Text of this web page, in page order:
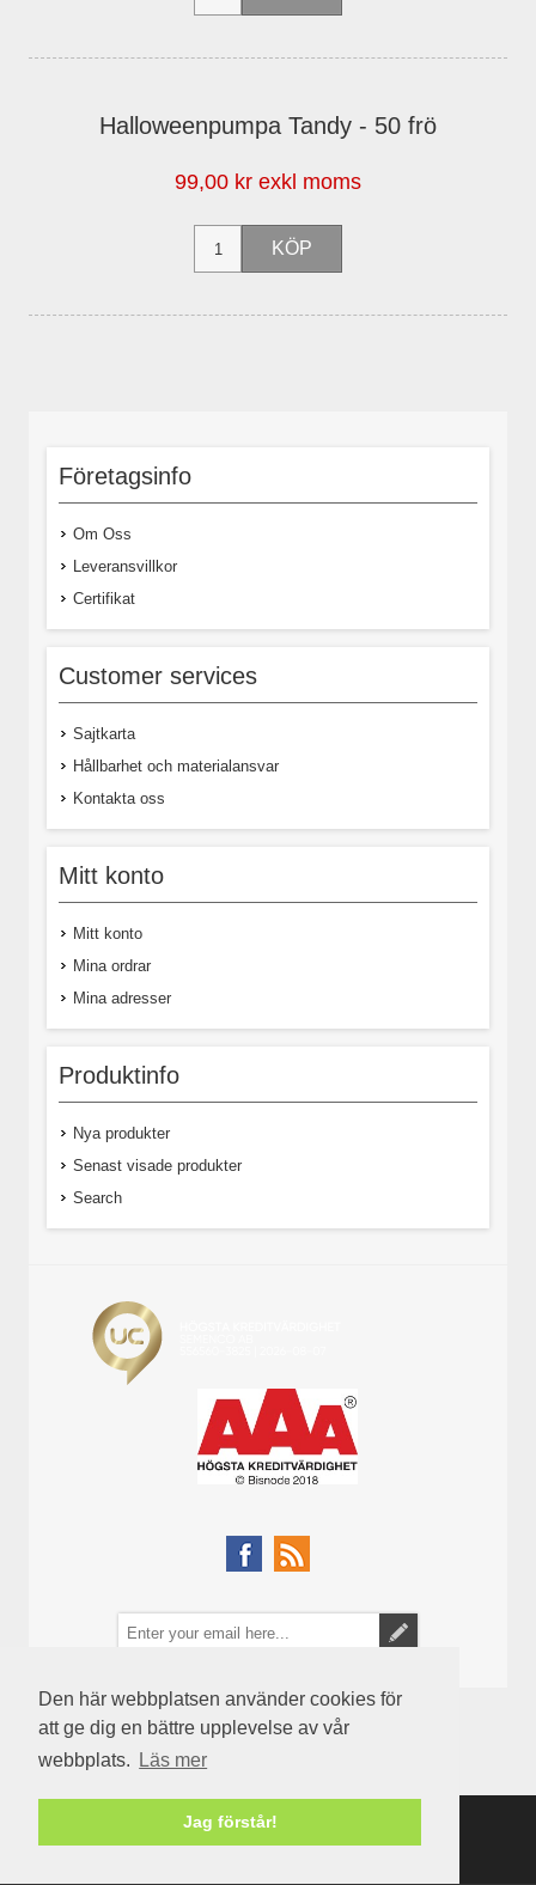
Den här webbplatsen använder cookies för
att ge dig en bättre upplevelse av vår
webbplats.
Läs mer
Jag förstår!
Halloweenpumpa Tandy - 50 frö
99,00 kr exkl moms
Företagsinfo
Om Oss
Leveransvillkor
Certifikat
Customer services
Sajtkarta
Hållbarhet och materialansvar
Kontakta oss
Mitt konto
Mitt konto
Mina ordrar
Mina adresser
Produktinfo
Nya produkter
Senast visade produkter
Search
Powered bynopCommerce